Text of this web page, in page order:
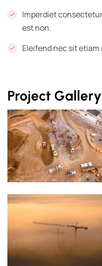
Imperdiet
est non.
Eleifend nec sit etiam
Project Gallery